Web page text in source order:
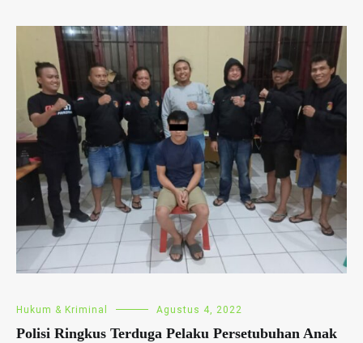
Hukum & Kriminal Agustus 4, 2022
Polisi Ringkus Terduga Pelaku Persetubuhan Anak